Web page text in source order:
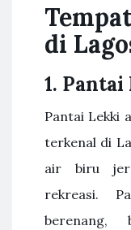
di
1.
Pantai Lekki
terkenal di
air biru
rekreasi.
berenang,